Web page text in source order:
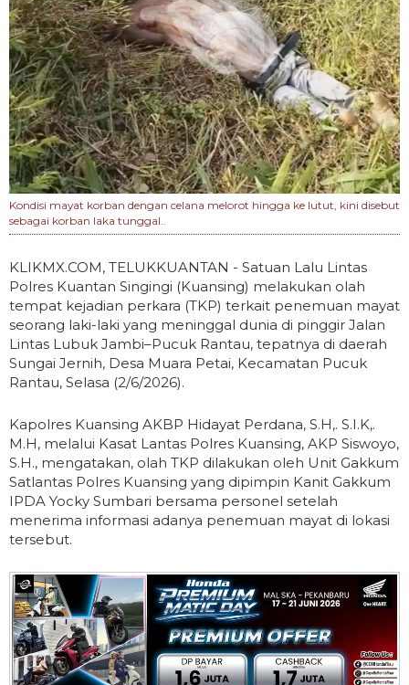
Kondisi mayat korban dengan celana melorot hingga ke lutut, kini disebut
sebagai korban laka tunggal..
KLIKMX.COM, TELUKKUANTAN - Satuan Lalu Lintas
Polres Kuantan Singingi (Kuansing) melakukan olah
tempat kejadian perkara (TKP) terkait penemuan mayat
seorang laki-laki yang meninggal dunia di pinggir Jalan
Lintas Lubuk Jambi–Pucuk Rantau, tepatnya di daerah
Sungai Jernih, Desa Muara Petai, Kecamatan Pucuk
Rantau, Selasa (2/6/2026).
Kapolres Kuansing AKBP Hidayat Perdana, S.H,. S.I.K,.
M.H, melalui Kasat Lantas Polres Kuansing, AKP Siswoyo,
S.H., mengatakan, olah TKP dilakukan oleh Unit Gakkum
Satlantas Polres Kuansing yang dipimpin Kanit Gakkum
IPDA Yocky Sumbari bersama personel setelah
menerima informasi adanya penemuan mayat di lokasi
tersebut.